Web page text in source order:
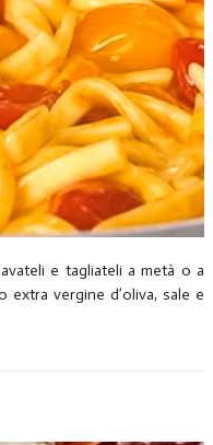
e tagliateli a metà o a
extra vergine d’oliva, sale e